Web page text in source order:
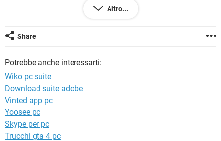
Altro...
Share
Potrebbe anche interessarti:
Wiko pc suite
Download suite adobe
Vinted app pc
Yoosee pc
Skype per pc
Trucchi gta 4 pc